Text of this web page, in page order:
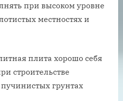
при высоком уровне
местностях и
плита хорошо себя
строительстве
грунтах